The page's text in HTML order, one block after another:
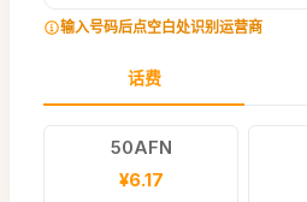
输入号码后点空白处识别运营商
话费
50AFN
¥6.17